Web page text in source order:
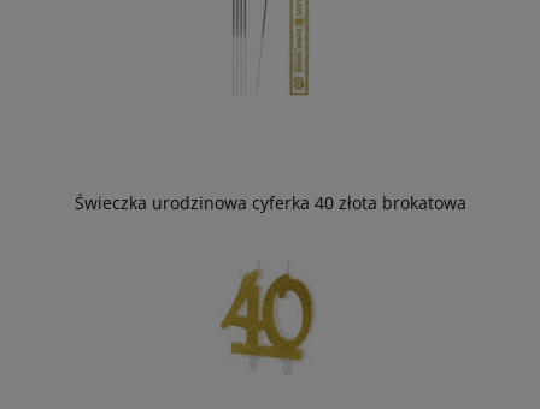
Świeczka urodzinowa cyferka 40 złota brokatowa